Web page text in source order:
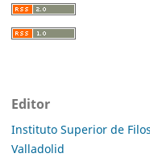
Editor
Instituto Superior de
Valladolid